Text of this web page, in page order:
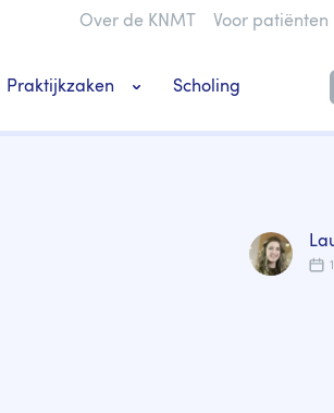
Over de KNMT Voor patiënten
Praktijkzaken Scholing